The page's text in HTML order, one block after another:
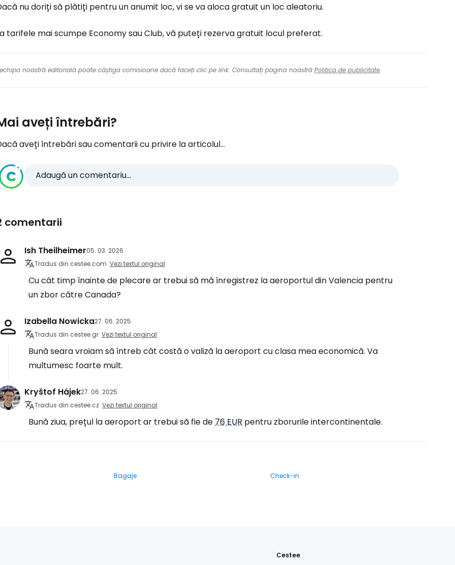
nu doriți să plătiți pentru un anumit loc, vi se va aloca gratuit un loc aleatoriu.
tarifele mai scumpe Economy sau Club, vă puteți rezerva gratuit locul preferat.
noastră editorială poate câștiga comisioane dacă faceți clic pe link. Consultați pagina noastră Politica de publicitate.
aveți întrebări?
aveți întrebări sau comentarii cu privire la articolul...
Adaugă un comentariu...
comentarii
Ish Theilheimer05. 03. 2026
Tradus din cestee.com Vezi textul original
Cu cât timp înainte de plecare ar trebui să mă înregistrez la aeroportul din Valencia pentru
un zbor către Canada?
Izabella Nowicka27. 06. 2025
Tradus din cestee.gr Vezi textul original
Bună seara vroiam să întreb cât costă o valiză la aeroport cu clasa mea economică. Va
multumesc foarte mult.
Kryštof Hájek27. 06. 2025
Tradus din cestee.cz Vezi textul original
Bună ziua, prețul la aeroport ar trebui să fie de 76 EUR pentru zborurile intercontinentale.
Bagaje Check-in
Cestee